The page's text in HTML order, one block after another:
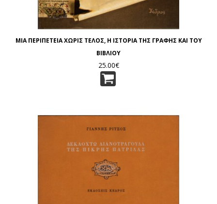
ΜΙΑ ΠΕΡΙΠΕΤΕΙΑ ΧΩΡΙΣ ΤΕΛΟΣ, Η ΙΣΤΟΡΙΑ ΤΗΣ ΓΡΑΦΗΣ ΚΑΙ ΤΟΥ
ΒΙΒΛΙΟΥ
25.00€